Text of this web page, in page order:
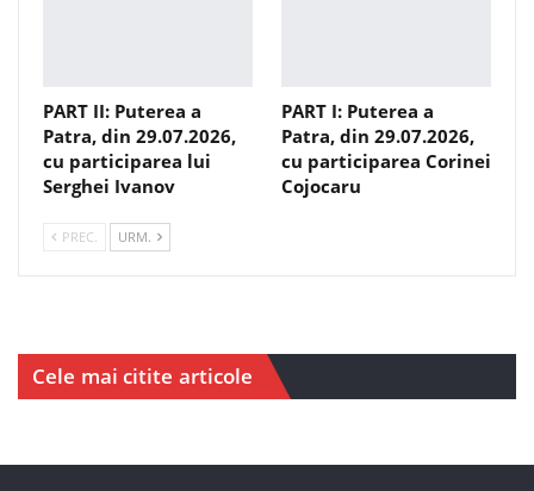
PART II: Puterea a
Patra, din 29.07.2026,
cu participarea lui
Serghei Ivanov
PART I: Puterea a
Patra, din 29.07.2026,
cu participarea Corinei
Cojocaru
PREC. URM.
Cele mai citite articole